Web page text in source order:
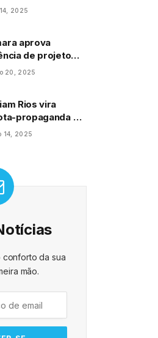
nações
2025
aprova
de projeto
20, 2025
Rios vira
propaganda de
14, 2025
conforto da sua
mão.